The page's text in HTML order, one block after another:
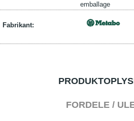
emballage
Fabrikant:
FORDELE /